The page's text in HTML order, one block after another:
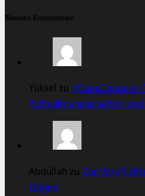
Neueste Kommentare
Yüksel zu#GazaGenozid:
Fußballmannschaften
Abdullah zuZur
folgen